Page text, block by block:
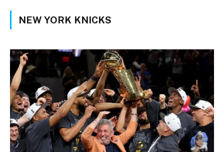
NEW YORK KNICKS